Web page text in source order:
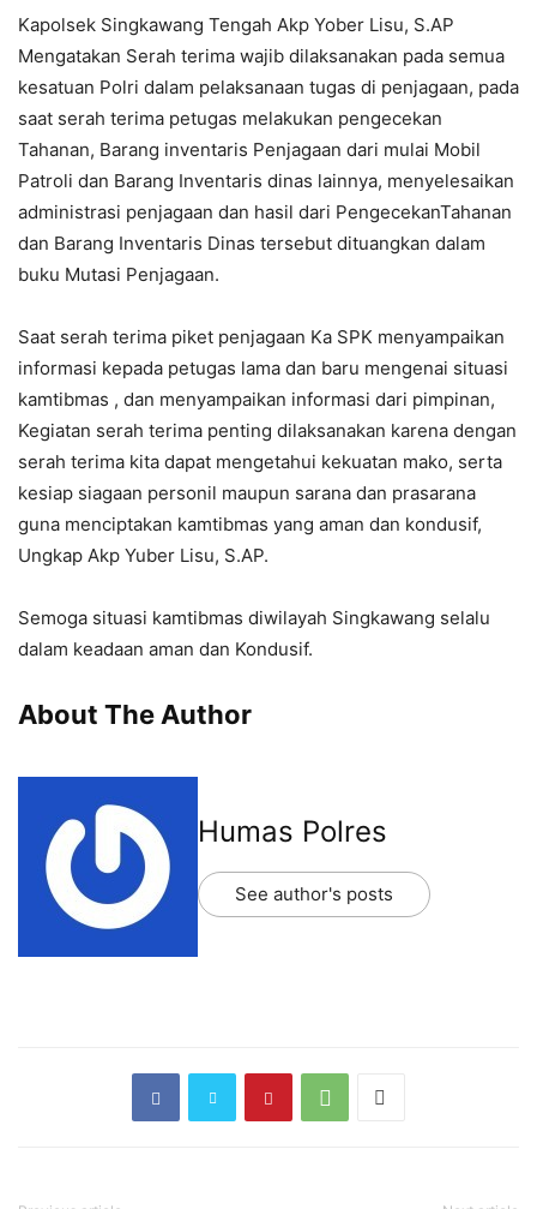
Kapolsek Singkawang Tengah Akp Yober Lisu, S.AP
Mengatakan Serah terima wajib dilaksanakan pada semua
kesatuan Polri dalam pelaksanaan tugas di penjagaan, pada
saat serah terima petugas melakukan pengecekan
Tahanan, Barang inventaris Penjagaan dari mulai Mobil
Patroli dan Barang Inventaris dinas lainnya, menyelesaikan
administrasi penjagaan dan hasil dari PengecekanTahanan
dan Barang Inventaris Dinas tersebut dituangkan dalam
buku Mutasi Penjagaan.
Saat serah terima piket penjagaan Ka SPK menyampaikan
informasi kepada petugas lama dan baru mengenai situasi
kamtibmas , dan menyampaikan informasi dari pimpinan,
Kegiatan serah terima penting dilaksanakan karena dengan
serah terima kita dapat mengetahui kekuatan mako, serta
kesiap siagaan personil maupun sarana dan prasarana
guna menciptakan kamtibmas yang aman dan kondusif,
Ungkap Akp Yuber Lisu, S.AP.
Semoga situasi kamtibmas diwilayah Singkawang selalu
dalam keadaan aman dan Kondusif.
About The Author
Humas Polres
See author's posts